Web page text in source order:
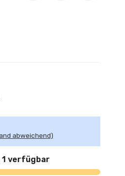
abweichend)
1 verfügbar